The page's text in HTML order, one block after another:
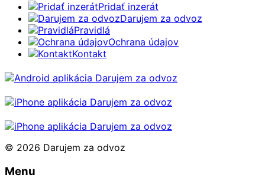
Pridať inzerát
Darujem za odvoz
Pravidlá
Ochrana údajov
Kontakt
© 2026 Darujem za odvoz
Menu